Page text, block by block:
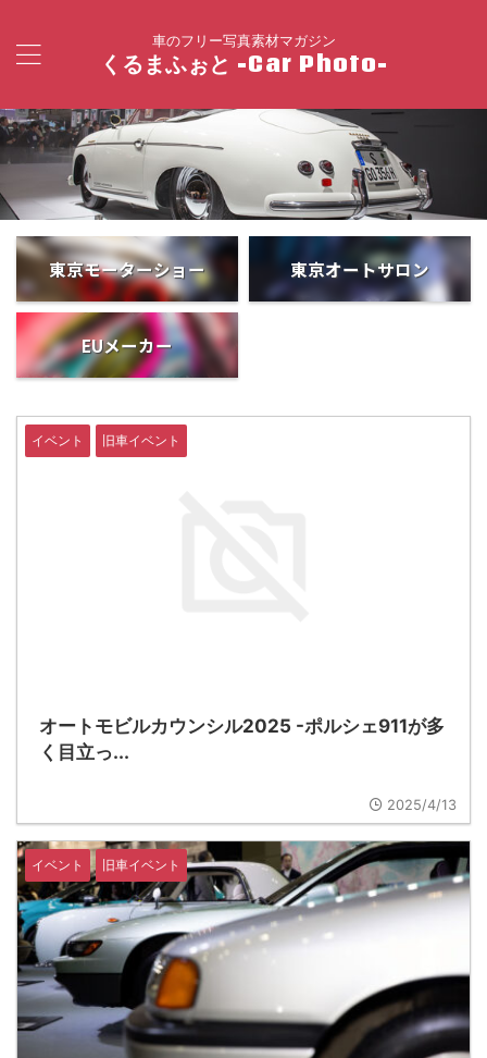
車のフリー写真素材マガジン
くるまふぉと -Car Photo-
東京モーターショー 東京オートサロン
EUメーカー
イベント 旧車イベント
オートモビルカウンシル2025 -ポルシェ911が多
く目立っ...
2025/4/13
イベント 旧車イベント